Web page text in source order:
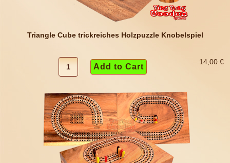
Triangle Cube trickreiches Holzpuzzle Knobelspiel
14,00 €